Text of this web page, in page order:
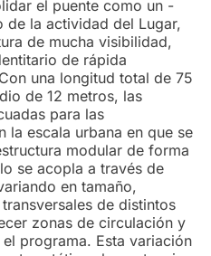
el puente como un -
de la actividad del Lugar,
de mucha visibilidad,
de rápida
una longitud total de 75
de 12 metros, las
para las
la escala urbana en que se
modular de forma
se acopla a través de
en tamaño,
de distintos
zonas de circulación y
programa. Esta variación